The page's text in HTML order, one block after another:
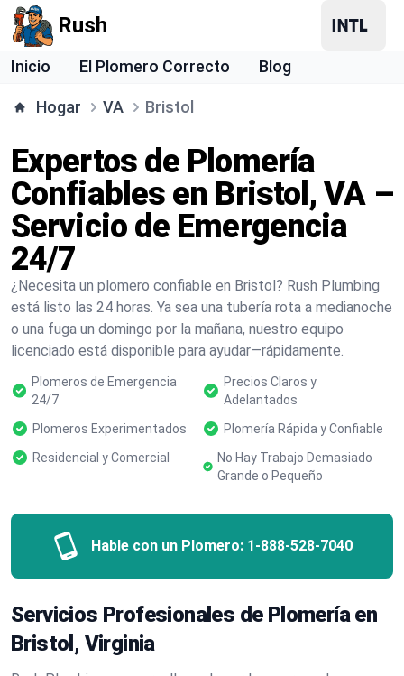
Rush
Inicio El Plomero Correcto Blog
Hogar VA Bristol
Expertos de Plomería
Confiables en Bristol, VA –
Servicio de Emergencia
24/7
¿Necesita un plomero confiable en Bristol? Rush Plumbing
está listo las 24 horas. Ya sea una tubería rota a medianoche
o una fuga un domingo por la mañana, nuestro equipo
licenciado está disponible para ayudar—rápidamente.
Plomeros de Emergencia
24/7
Precios Claros y
Adelantados
Plomeros Experimentados
Plomería Rápida y Confiable
Residencial y Comercial
No Hay Trabajo Demasiado
Grande o Pequeño
Hable con un Plomero: 1-888-528-7040
Servicios Profesionales de Plomería en
Bristol, Virginia